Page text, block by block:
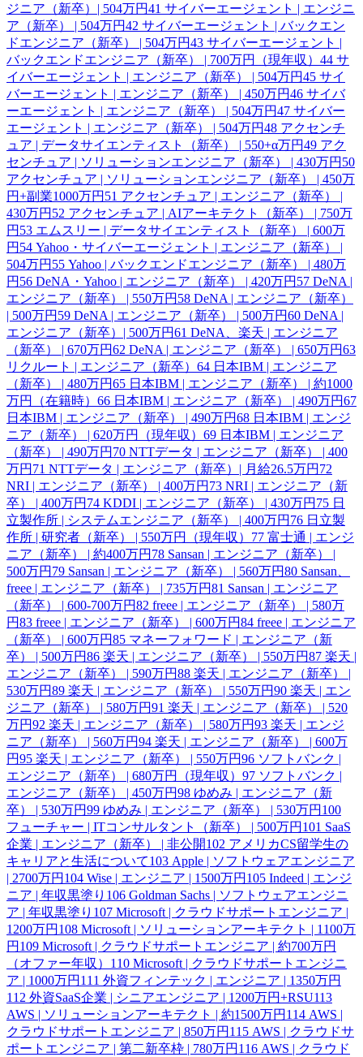
ジニア（新卒）| 504万円41 サイバーエージェント | エンジニ
ア（新卒） | 504万円42 サイバーエージェント | バックエン
ドエンジニア（新卒） | 504万円43 サイバーエージェント |
バックエンドエンジニア（新卒） | 700万円（現年収） 44 サ
イバーエージェント | エンジニア（新卒） | 504万円45 サイ
バーエージェント | エンジニア（新卒） | 450万円46 サイバ
ーエージェント | エンジニア（新卒） | 504万円47 サイバー
エージェント | エンジニア（新卒） | 504万円48 アクセンチ
ュア | データサイエンティスト（新卒） | 550+α万円49 アク
センチュア | ソリューションエンジニア（新卒） | 430万円 50
アクセンチュア | ソリューションエンジニア（新卒） | 450万
円+副業1000万円 51 アクセンチュア | エンジニア（新卒） |
430万円 52 アクセンチュア | AIアーキテクト（新卒） | 750万
円 53 エムスリー | データサイエンティスト（新卒） | 600万
円 54 Yahoo・サイバーエージェント | エンジニア（新卒） |
504万円 55 Yahoo | バックエンドエンジニア（新卒） | 480万
円 56 DeNA・Yahoo | エンジニア（新卒） | 420万円 57 DeNA |
エンジニア（新卒） | 550万円 58 DeNA | エンジニア（新卒）
| 500万円 59 DeNA | エンジニア（新卒） | 500万円60 DeNA |
エンジニア（新卒）| 500万円61 DeNA、楽天 | エンジニア
（新卒） | 670万円62 DeNA | エンジニア（新卒） | 650万円63
リクルート | エンジニア（新卒） 64 日本IBM | エンジニア
（新卒） | 480万円65 日本IBM | エンジニア（新卒） | 約1000
万円（在籍時） 66 日本IBM | エンジニア（新卒） | 490万円67
日本IBM | エンジニア（新卒） | 490万円68 日本IBM | エンジ
ニア（新卒） | 620万円（現年収） 69 日本IBM | エンジニア
（新卒） | 490万円 70 NTTデータ | エンジニア（新卒） | 400
万円 71 NTTデータ | エンジニア（新卒）| 月給26.5万円 72
NRI | エンジニア（新卒） | 400万円 73 NRI | エンジニア（新
卒） | 400万円 74 KDDI | エンジニア（新卒） | 430万円 75 日
立製作所 | システムエンジニア（新卒） | 400万円 76 日立製
作所 | 研究者（新卒） | 550万円（現年収） 77 富士通 | エンジ
ニア（新卒） | 約400万円 78 Sansan | エンジニア（新卒） |
500万円 79 Sansan | エンジニア（新卒） | 560万円80 Sansan、
freee | エンジニア（新卒） | 735万円81 Sansan | エンジニア
（新卒） | 600-700万円82 freee | エンジニア（新卒） | 580万
円83 freee | エンジニア（新卒） | 600万円84 freee | エンジニア
（新卒） | 600万円85 マネーフォワード | エンジニア（新
卒） | 500万円86 楽天 | エンジニア（新卒） | 550万円87 楽天 |
エンジニア（新卒） | 590万円88 楽天 | エンジニア（新卒） |
530万円89 楽天 | エンジニア（新卒） | 550万円90 楽天 | エン
ジニア（新卒） | 580万円91 楽天 | エンジニア（新卒） | 520
万円92 楽天 | エンジニア（新卒） | 580万円93 楽天 | エンジ
ニア（新卒） | 560万円94 楽天 | エンジニア（新卒） | 600万
円95 楽天 | エンジニア（新卒） | 550万円96 ソフトバンク |
エンジニア（新卒） | 680万円（現年収） 97 ソフトバンク |
エンジニア（新卒） | 450万円98 ゆめみ | エンジニア（新
卒） | 530万円99 ゆめみ | エンジニア（新卒） | 530万円 100
フューチャー | ITコンサルタント（新卒） | 500万円 101 SaaS
企業 | エンジニア（新卒） | 非公開102 アメリカCS留学生の
キャリアと生活について103 Apple | ソフトウェアエンジニア
| 2700万円 104 Wise | エンジニア | 1500万円 105 Indeed | エンジ
ニア | 年収黒塗り 106 Goldman Sachs | ソフトウェアエンジニ
ア | 年収黒塗り 107 Microsoft | クラウドサポートエンジニア |
1200万円 108 Microsoft | ソリューションアーキテクト | 1100万
円 109 Microsoft | クラウドサポートエンジニア | 約700万円
（オファー年収） 110 Microsoft | クラウドサポートエンジニ
ア | 1000万円 111 外資フィンテック | エンジニア | 1350万円
112 外資SaaS企業 | シニアエンジニア | 1200万円+RSU113
AWS | ソリューションアーキテクト | 約1500万円 114 AWS |
クラウドサポートエンジニア | 850万円 115 AWS | クラウドサ
ポートエンジニア | 第二新卒枠 | 780万円 116 AWS | クラウド